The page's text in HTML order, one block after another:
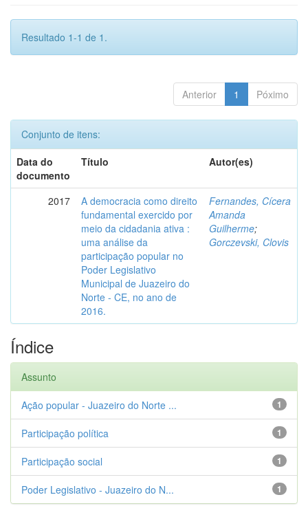
Resultado 1-1 de 1.
Anterior 1 Póximo
Conjunto de itens:
Data do
documento
Título Autor(es)
2017
A democracia como direito
fundamental exercido por
meio da cidadania ativa :
uma análise da
participação popular no
Poder Legislativo
Municipal de Juazeiro do
Norte - CE, no ano de
2016.
Fernandes, Cícera
Amanda
Guilherme;
Gorczevski, Clovis
Índice
Assunto
1
Ação popular - Juazeiro do Norte ...
1
Participação política
1
Participação social
1
Poder Legislativo - Juazeiro do N...